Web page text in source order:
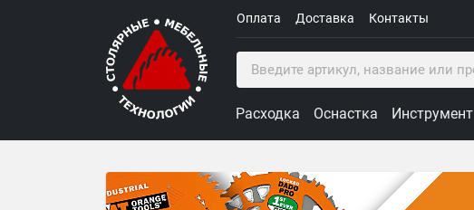
Оплата Доставка Контакты
Расходка Оснастка Инструмент
Столярные Мебельные Технологии